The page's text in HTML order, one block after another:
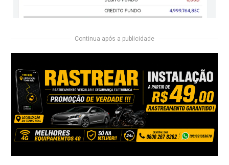
Continua após a publicidade